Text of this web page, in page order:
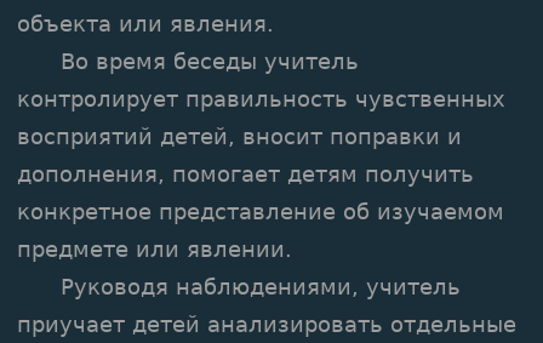
объекта или явления.
Во время беседы учитель
контролирует правильность чувственных
восприятий детей, вносит поправки и
дополнения, помогает детям получить
конкретное представление об изучаемом
предмете или явлении.
Руководя наблюдениями, учитель
приучает детей анализировать отдельные